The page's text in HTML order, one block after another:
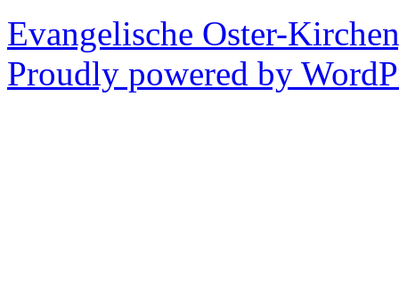
Evangelische Oster-
Proudly powered by